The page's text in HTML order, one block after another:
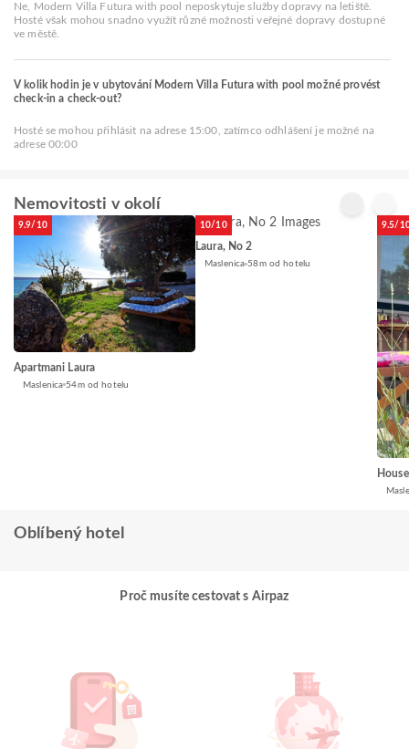
Ne, Modern Villa Futura with pool neposkytuje služby dopravy na letiště.
Hosté však mohou snadno využít různé možnosti veřejné dopravy dostupné
ve městě.
V kolik hodin je v ubytování Modern Villa Futura with pool možné provést
check-in a check-out?
Hosté se mohou přihlásit na adrese 15:00, zatímco odhlášení je možné na
adrese 00:00
Nemovitosti v okolí
9.9/10
Apartmani Laura
Maslenica 54m od hotelu
10/10
Laura, No 2
Maslenica 58m od hotelu
9.5/
Oblíbený hotel
Proč musíte cestovat s Airpaz